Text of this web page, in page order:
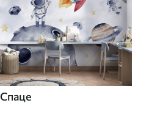
Спаце